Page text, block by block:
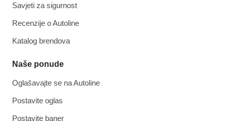
Savjeti za sigurnost
Recenzije o Autoline
Katalog brendova
Naše ponude
Oglašavajte se na Autoline
Postavite oglas
Postavite baner